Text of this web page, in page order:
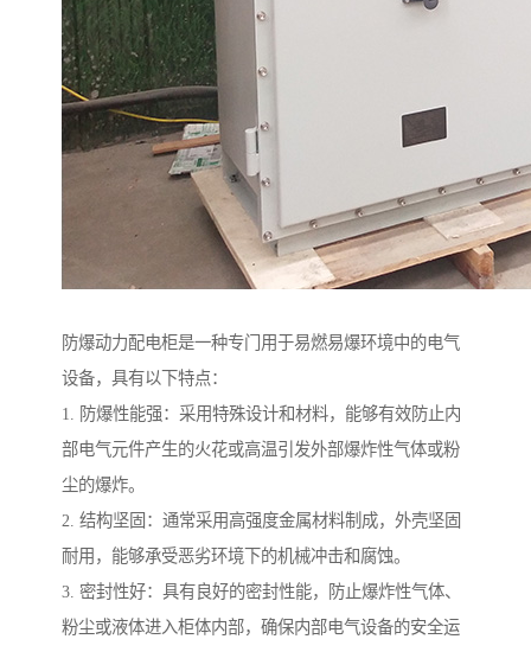
防爆动力配电柜是一种专门用于易燃易爆环境中的电气
设备，具有以下特点：
1. 防爆性能强：采用特殊设计和材料，能够有效防止内
部电气元件产生的火花或高温引发外部爆炸性气体或粉
尘的爆炸。
2. 结构坚固：通常采用高强度金属材料制成，外壳坚固
耐用，能够承受恶劣环境下的机械冲击和腐蚀。
3. 密封性好：具有良好的密封性能，防止爆炸性气体、
粉尘或液体进入柜体内部，确保内部电气设备的安全运